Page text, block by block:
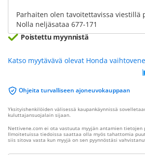
Parhaiten olen tavoitettavissa viestillä
Nolla neljäsataa 677-171
Poistettu myynnistä
Katso myytävävä olevat Honda
Ohjeita turvalliseen ajoneuvokauppaan
Yksityishenkilöiden välisessä kaupankäynnissä
kuluttajansuojalain sijaan.
Nettivene.com ei ota vastuuta myyjän antamien tietojen
Ilmoitetuissa tiedoissa saattaa olla myös tahattomia
siis sitova vasta kun myyjä on sen pyynnöstäsi